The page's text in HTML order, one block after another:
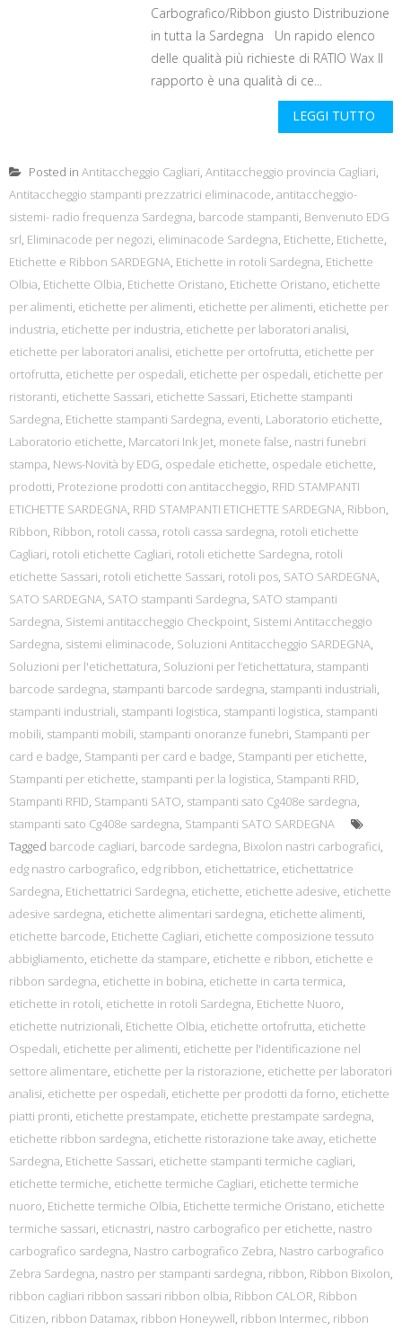
Carbografico/Ribbon giusto Distribuzione
in tutta la Sardegna Un rapido elenco
delle qualità più richieste di RATIO Wax Il
rapporto è una qualità di ce...
LEGGI TUTTO
Posted in Antitaccheggio Cagliari, Antitaccheggio provincia Cagliari,
Antitaccheggio stampanti prezzatrici eliminacode, antitaccheggio-
sistemi- radio frequenza Sardegna, barcode stampanti, Benvenuto EDG
srl, Eliminacode per negozi, eliminacode Sardegna, Etichette, Etichette,
Etichette e Ribbon SARDEGNA, Etichette in rotoli Sardegna, Etichette
Olbia, Etichette Olbia, Etichette Oristano, Etichette Oristano, etichette
per alimenti, etichette per alimenti, etichette per alimenti, etichette per
industria, etichette per industria, etichette per laboratori analisi,
etichette per laboratori analisi, etichette per ortofrutta, etichette per
ortofrutta, etichette per ospedali, etichette per ospedali, etichette per
ristoranti, etichette Sassari, etichette Sassari, Etichette stampanti
Sardegna, Etichette stampanti Sardegna, eventi, Laboratorio etichette,
Laboratorio etichette, Marcatori Ink Jet, monete false, nastri funebri
stampa, News-Novità by EDG, ospedale etichette, ospedale etichette,
prodotti, Protezione prodotti con antitaccheggio, RFID STAMPANTI
ETICHETTE SARDEGNA, RFID STAMPANTI ETICHETTE SARDEGNA, Ribbon,
Ribbon, Ribbon, rotoli cassa, rotoli cassa sardegna, rotoli etichette
Cagliari, rotoli etichette Cagliari, rotoli etichette Sardegna, rotoli
etichette Sassari, rotoli etichette Sassari, rotoli pos, SATO SARDEGNA,
SATO SARDEGNA, SATO stampanti Sardegna, SATO stampanti
Sardegna, Sistemi antitaccheggio Checkpoint, Sistemi Antitaccheggio
Sardegna, sistemi eliminacode, Soluzioni Antitaccheggio SARDEGNA,
Soluzioni per l'etichettatura, Soluzioni per l’etichettatura, stampanti
barcode sardegna, stampanti barcode sardegna, stampanti industriali,
stampanti industriali, stampanti logistica, stampanti logistica, stampanti
mobili, stampanti mobili, stampanti onoranze funebri, Stampanti per
card e badge, Stampanti per card e badge, Stampanti per etichette,
Stampanti per etichette, stampanti per la logistica, Stampanti RFID,
Stampanti RFID, Stampanti SATO, stampanti sato Cg408e sardegna,
stampanti sato Cg408e sardegna, Stampanti SATO SARDEGNA
Tagged barcode cagliari, barcode sardegna, Bixolon nastri carbografici,
edg nastro carbografico, edg ribbon, etichettatrice, etichettatrice
Sardegna, Etichettatrici Sardegna, etichette, etichette adesive, etichette
adesive sardegna, etichette alimentari sardegna, etichette alimenti,
etichette barcode, Etichette Cagliari, etichette composizione tessuto
abbigliamento, etichette da stampare, etichette e ribbon, etichette e
ribbon sardegna, etichette in bobina, etichette in carta termica,
etichette in rotoli, etichette in rotoli Sardegna, Etichette Nuoro,
etichette nutrizionali, Etichette Olbia, etichette ortofrutta, etichette
Ospedali, etichette per alimenti, etichette per l'identificazione nel
settore alimentare, etichette per la ristorazione, etichette per laboratori
analisi, etichette per ospedali, etichette per prodotti da forno, etichette
piatti pronti, etichette prestampate, etichette prestampate sardegna,
etichette ribbon sardegna, etichette ristorazione take away, etichette
Sardegna, Etichette Sassari, etichette stampanti termiche cagliari,
etichette termiche, etichette termiche Cagliari, etichette termiche
nuoro, Etichette termiche Olbia, Etichette termiche Oristano, etichette
termiche sassari, eticnastri, nastro carbografico per etichette, nastro
carbografico sardegna, Nastro carbografico Zebra, Nastro carbografico
Zebra Sardegna, nastro per stampanti sardegna, ribbon, Ribbon Bixolon,
ribbon cagliari ribbon sassari ribbon olbia, Ribbon CALOR, Ribbon
Citizen, ribbon Datamax, ribbon Honeywell, ribbon Intermec, ribbon